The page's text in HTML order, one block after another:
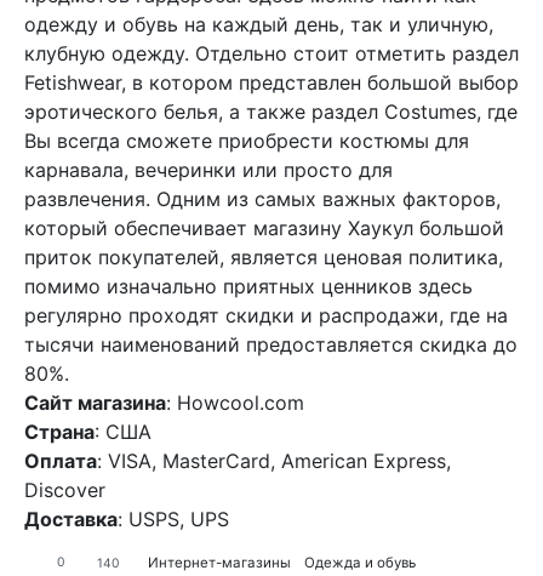
одежду и обувь на каждый день, так и уличную,
клубную одежду. Отдельно стоит отметить раздел
Fetishwear, в котором представлен большой выбор
эротического белья, а также раздел Costumes, где
Вы всегда сможете приобрести костюмы для
карнавала, вечеринки или просто для
развлечения. Одним из самых важных факторов,
который обеспечивает магазину Хаукул большой
приток покупателей, является ценовая политика,
помимо изначально приятных ценников здесь
регулярно проходят скидки и распродажи, где на
тысячи наименований предоставляется скидка до
80%.
Сайт магазина: Howcool.com
Страна: США
Оплата: VISA, MasterCard, American Express,
Discover
Доставка: USPS, UPS
0 140 Интернет-магазины Одежда и обувь